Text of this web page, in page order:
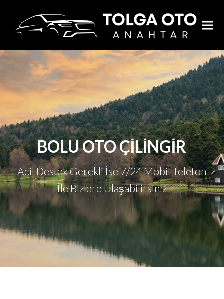
BOLU OTO ÇİLİNGİR
Acil Destek Gerekli İse 7/24 Mobil Telefon
İle Bizlere Ulaşabilirsiniz